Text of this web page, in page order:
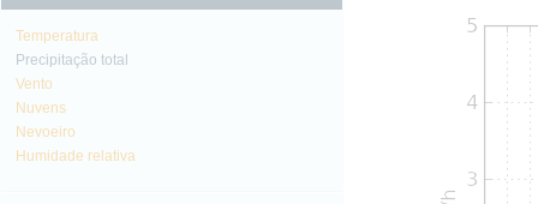
Temperatura
Precipitação total
Vento
Nuvens
Nevoeiro
Humidade relativa